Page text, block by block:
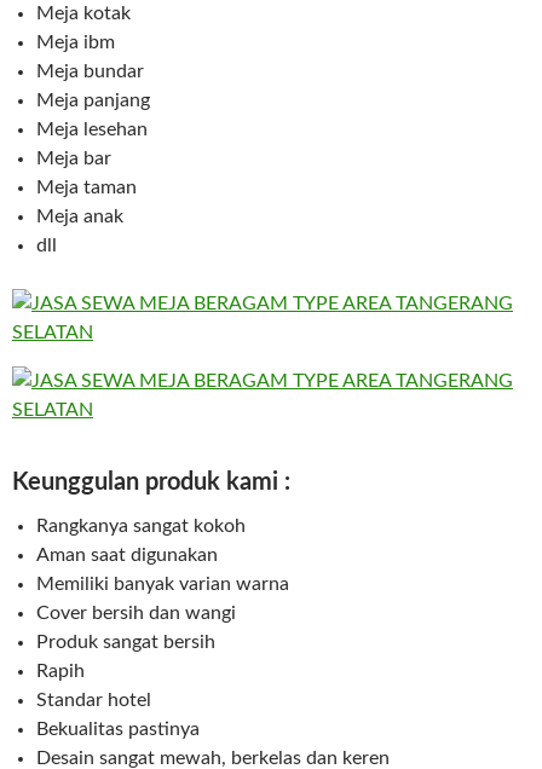
Meja kotak
Meja ibm
Meja bundar
Meja panjang
Meja lesehan
Meja bar
Meja taman
Meja anak
dll
Keunggulan produk kami :
Rangkanya sangat kokoh
Aman saat digunakan
Memiliki banyak varian warna
Cover bersih dan wangi
Produk sangat bersih
Rapih
Standar hotel
Bekualitas pastinya
Desain sangat mewah, berkelas dan keren